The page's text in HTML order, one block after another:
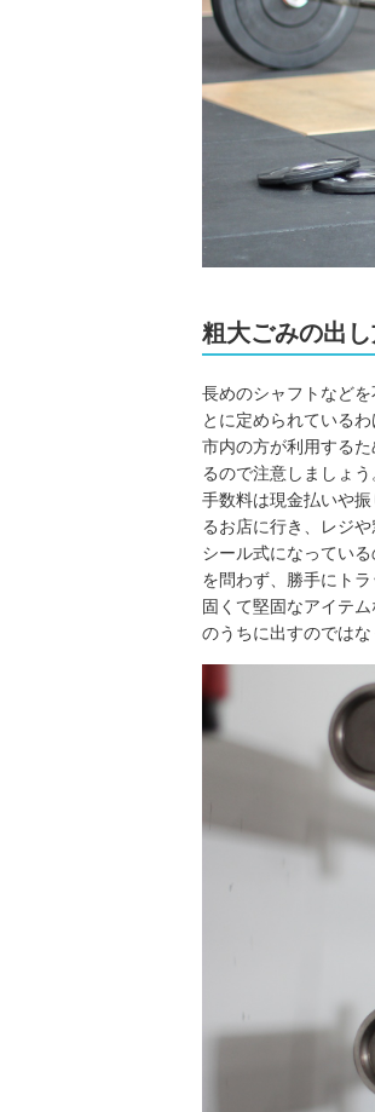
粗大ごみの出
長めのシャフトなど
とに定められている
市内の方が利用する
るので注意しましょう
手数料は現金払いや
るお店に行き、レジ
シール式になってい
を問わず、勝手にトラ
固くて堅固なアイテ
のうちに出すのではな